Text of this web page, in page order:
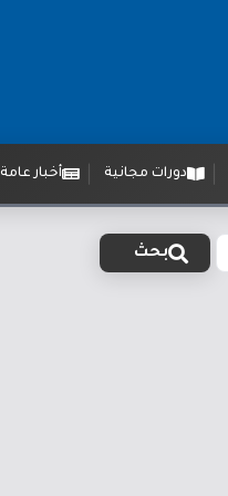
دورات مجانية أخبار عامة
بحث